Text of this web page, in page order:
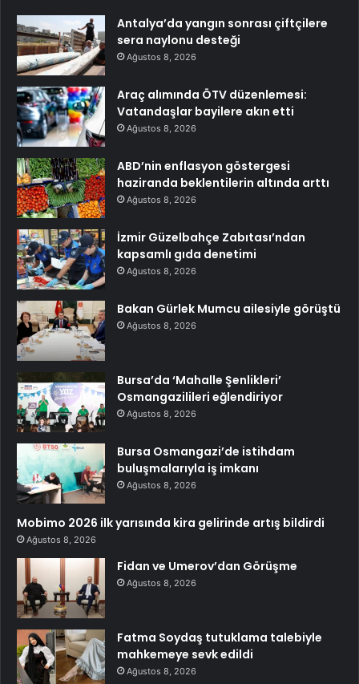
Antalya’da yangın sonrası çiftçilere
sera naylonu desteği
Ağustos 8, 2026
Araç alımında ÖTV düzenlemesi:
Vatandaşlar bayilere akın etti
Ağustos 8, 2026
ABD’nin enflasyon göstergesi
haziranda beklentilerin altında arttı
Ağustos 8, 2026
İzmir Güzelbahçe Zabıtası’ndan
kapsamlı gıda denetimi
Ağustos 8, 2026
Bakan Gürlek Mumcu ailesiyle görüştü
Ağustos 8, 2026
Bursa’da ‘Mahalle Şenlikleri’
Osmangazilileri eğlendiriyor
Ağustos 8, 2026
Bursa Osmangazi’de istihdam
buluşmalarıyla iş imkanı
Ağustos 8, 2026
Mobimo 2026 ilk yarısında kira gelirinde artış bildirdi
Ağustos 8, 2026
Fidan ve Umerov’dan Görüşme
Ağustos 8, 2026
Fatma Soydaş tutuklama talebiyle
mahkemeye sevk edildi
Ağustos 8, 2026